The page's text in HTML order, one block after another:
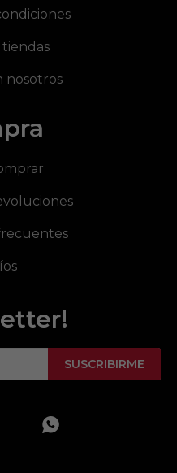
tiendas
nosotros
SUSCRIBIRME
